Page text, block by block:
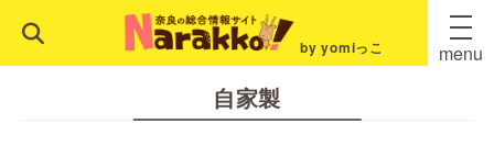
by yomiっこ menu
自家製